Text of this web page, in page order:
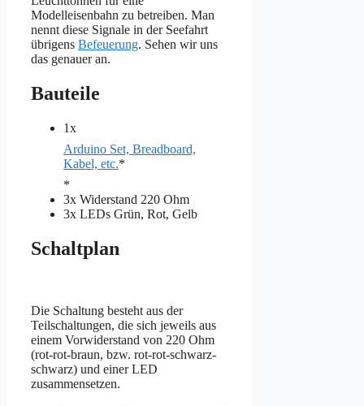
Modelleisenbahn zu betreiben. Man
nennt diese Signale in der Seefahrt
übrigens Befeuerung. Sehen wir uns
das genauer an.
Bauteile
1x
Arduino Set, Breadboard,
Kabel, etc.*
*
3x Widerstand 220 Ohm
3x LEDs Grün, Rot, Gelb
Schaltplan
Die Schaltung besteht aus der
Teilschaltungen, die sich jeweils aus
einem Vorwiderstand von 220 Ohm
(rot-rot-braun, bzw. rot-rot-schwarz-
schwarz) und einer LED
zusammensetzen.